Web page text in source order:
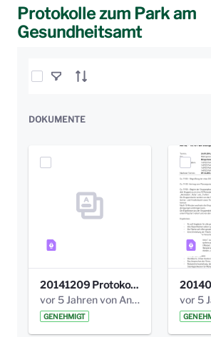
Protokolle zum Park am
Gesundheitsamt
Elemente auswählen
DOKUMENTE
20141209 Protokoll Park am Gesundheitsamt 04.pdf
vor 5 Jahren von Anni Schlumberger
GENEHMIGT